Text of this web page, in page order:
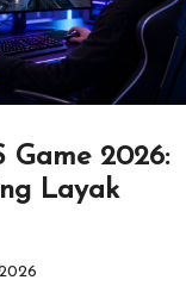
Game 2026:
Layak